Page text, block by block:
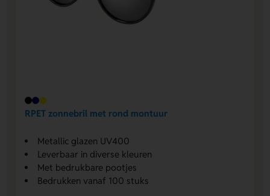
RPET zonnebril met rond montuur
Metallic glazen UV400
Leverbaar in diverse kleuren
Met bedrukbare pootjes
Bedrukken vanaf 100 stuks